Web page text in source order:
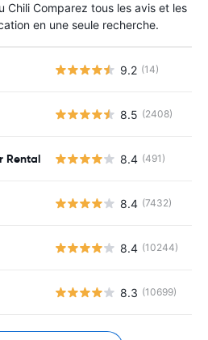
Chili Comparez tous les avis et les
en une seule recherche.
9.2 (14)
8.5 (2408)
Rental 8.4 (491)
8.4 (7432)
8.4 (10244)
8.3 (10699)